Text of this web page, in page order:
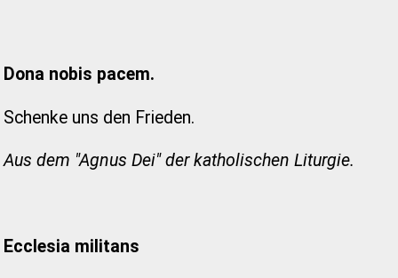
Dona nobis pacem.
Schenke uns den Frieden.
Aus dem "Agnus Dei" der katholischen Liturgie.
Ecclesia militans